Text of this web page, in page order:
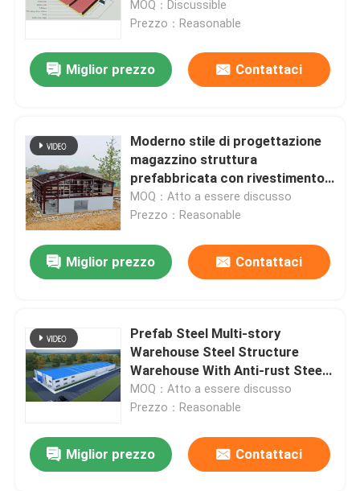
MOQ：Discussible
Prezzo：Reasonable
Miglior prezzo Contattaci
Moderno stile di progettazione
magazzino struttura
prefabbricata con rivestimento
del tetto di EPS / Rockwool /
fibra di vetro lana / PU pannello
MOQ：Atto a essere discusso
Prezzo：Reasonable
Miglior prezzo Contattaci
Prefab Steel Multi-story
Warehouse Steel Structure
Warehouse With Anti-rust Steel
& Insulation Panels From Chinese
Manufacture
MOQ：Atto a essere discusso
Prezzo：Reasonable
Miglior prezzo Contattaci